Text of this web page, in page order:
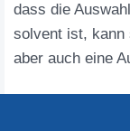
dass die
solvent ist, kann
aber auch eine